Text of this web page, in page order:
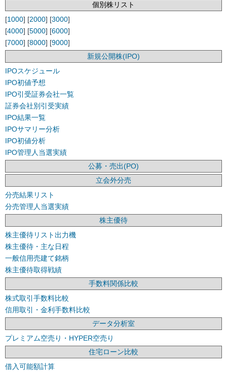
個別株リスト
[1000] [2000] [3000]
[4000] [5000] [6000]
[7000] [8000] [9000]
新規公開株(IPO)
IPOスケジュール
IPO初値予想
IPO引受証券会社一覧
証券会社別引受実績
IPO結果一覧
IPOサマリー分析
IPO初値分析
IPO管理人当選実績
公募・売出(PO)
立会外分売
分売結果リスト
分売管理人当選実績
株主優待
株主優待リスト出力機
株主優待・主な日程
一般信用売建て銘柄
株主優待取得戦績
手数料関係比較
株式取引手数料比較
信用取引・金利手数料比較
データ分析室
プレミアム空売り・HYPER空売り
住宅ローン比較
借入可能額計算